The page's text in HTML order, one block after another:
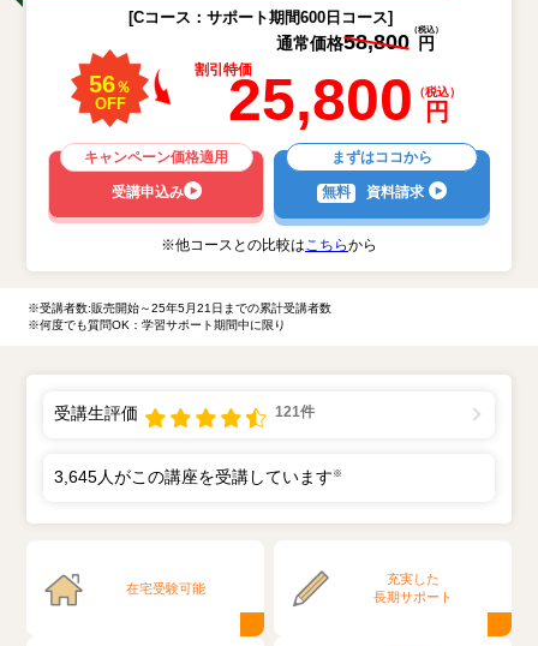
資料請求 受講申し込み
[Cコース：サポート期間600日コース]
56％
OFF
通常価格58,800 円
（税込）
割引特価25,800 円
（税込）
キャンペーン価格適用
受講申込み
まずはココから
無料 資料請求
※他コースとの比較はこちらから
※受講者数:販売開始～25年5月21日までの累計受講者数
※何度でも質問OK：学習サポート期間中に限り
受講生評価 121件
3,645人がこの講座を受講しています ※
在宅受験可能
充実した
長期サポート